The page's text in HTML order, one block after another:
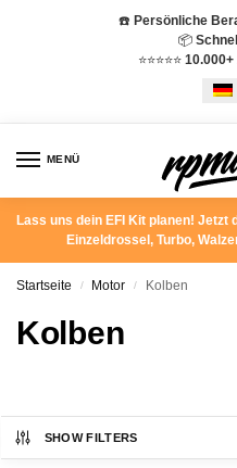
☎️ Persönliche
📦
⭐️⭐️⭐️⭐️⭐️ 10.000+
MENÜ
Lass uns dein EFI Kit planen! Jetzt
Einzeldrossel, Turbo,
Startseite / Motor / Kolben
Kolben
SHOW FILTERS